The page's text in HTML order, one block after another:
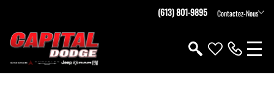
(613) 801-9895 Contactez-Nous